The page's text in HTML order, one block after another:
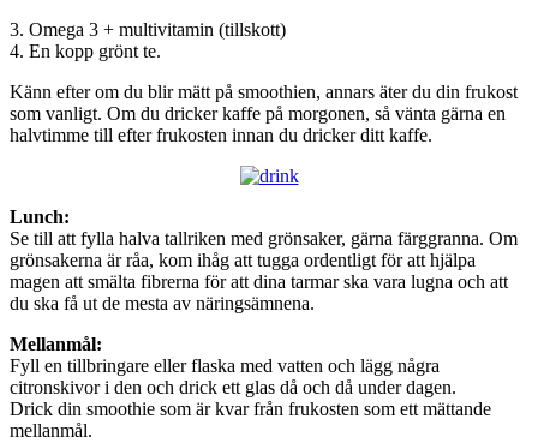
3. Omega 3 + multivitamin (tillskott)
4. En kopp grönt te.
Känn efter om du blir mätt på smoothien, annars äter du din frukost
som vanligt. Om du dricker kaffe på morgonen, så vänta gärna en
halvtimme till efter frukosten innan du dricker ditt kaffe.
Lunch:
Se till att fylla halva tallriken med grönsaker, gärna färggranna. Om
grönsakerna är råa, kom ihåg att tugga ordentligt för att hjälpa
magen att smälta fibrerna för att dina tarmar ska vara lugna och att
du ska få ut de mesta av näringsämnena.
Mellanmål:
Fyll en tillbringare eller flaska med vatten och lägg några
citronskivor i den och drick ett glas då och då under dagen.
Drick din smoothie som är kvar från frukosten som ett mättande
mellanmål.